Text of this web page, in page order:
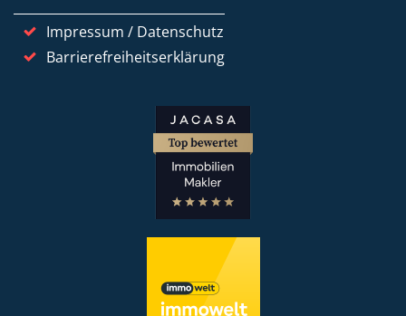
Impressum / Datenschutz
Barrierefreiheitserklärung